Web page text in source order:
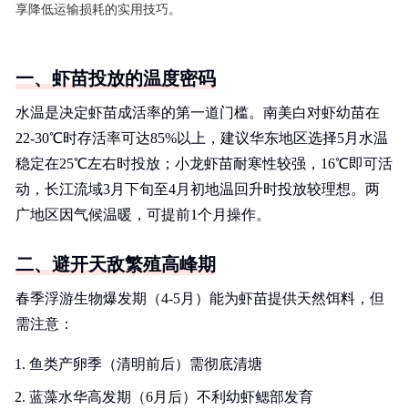
享降低运输损耗的实用技巧。
一、虾苗投放的温度密码
水温是决定虾苗成活率的第一道门槛。南美白对虾幼苗在
22-30℃时存活率可达85%以上，建议华东地区选择5月水温
稳定在25℃左右时投放；小龙虾苗耐寒性较强，16℃即可活
动，长江流域3月下旬至4月初地温回升时投放较理想。两
广地区因气候温暖，可提前1个月操作。
二、避开天敌繁殖高峰期
春季浮游生物爆发期（4-5月）能为虾苗提供天然饵料，但
需注意：
鱼类产卵季（清明前后）需彻底清塘
蓝藻水华高发期（6月后）不利幼虾鳃部发育